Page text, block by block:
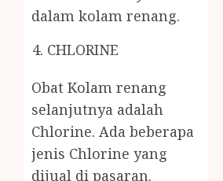
dalam kolam renang.
CHLORINE
Obat Kolam renang
selanjutnya adalah
Chlorine. Ada beberapa
jenis Chlorine yang
dijual di pasaran.